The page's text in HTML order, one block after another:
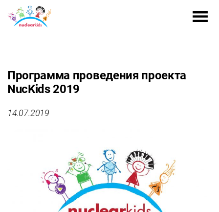
Программа проведения проекта
NucKids 2019
14.07.2019